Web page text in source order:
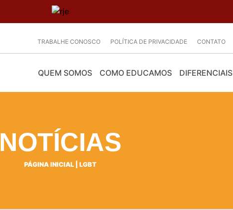
TRABALHE CONOSCO POLÍTICA DE PRIVACIDADE CONTATO
QUEM SOMOS COMO EDUCAMOS DIFERENCIAIS
NOTÍCIAS
PÁGINA INICIAL| LGBT